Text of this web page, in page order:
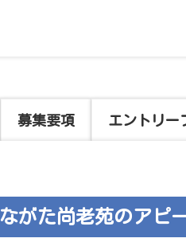
募集要項 エントリー
ながた尚老苑のアピ